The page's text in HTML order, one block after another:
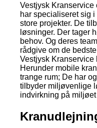
Vestjysk Kranservice
har specialiseret sig
store projekter. De
løsninger. Der tager
behov. Og deres
rådgive om de
Vestjysk Kranservice
Herunder mobile
trange rum; De har
tilbyder miljøvenlige
indvirkning på